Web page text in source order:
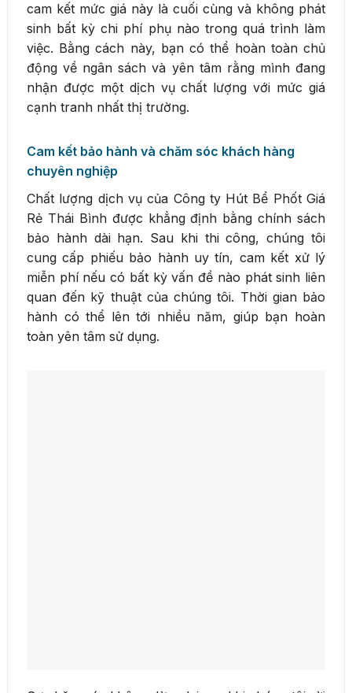
cam kết mức giá này là cuối cùng và không phát
sinh bất kỳ chi phí phụ nào trong quá trình làm
việc. Bằng cách này, bạn có thể hoàn toàn chủ
động về ngân sách và yên tâm rằng mình đang
nhận được một dịch vụ chất lượng với mức giá
cạnh tranh nhất thị trường.
Cam kết bảo hành và chăm sóc khách hàng
chuyên nghiệp
Chất lượng dịch vụ của Công ty Hút Bể Phốt Giá
Rẻ Thái Bình được khẳng định bằng chính sách
bảo hành dài hạn. Sau khi thi công, chúng tôi
cung cấp phiếu bảo hành uy tín, cam kết xử lý
miễn phí nếu có bất kỳ vấn đề nào phát sinh liên
quan đến kỹ thuật của chúng tôi. Thời gian bảo
hành có thể lên tới nhiều năm, giúp bạn hoàn
toàn yên tâm sử dụng.